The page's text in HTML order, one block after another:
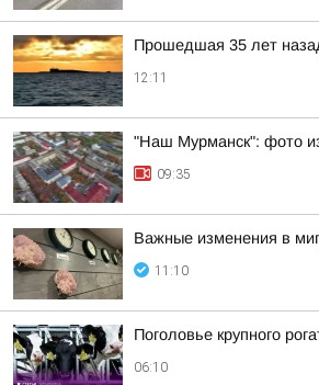
Прошедшая 35 лет
12:11
"Наш Мурманск": фото
09:35
Важные изменения в
11:10
Поголовье крупного
06:10